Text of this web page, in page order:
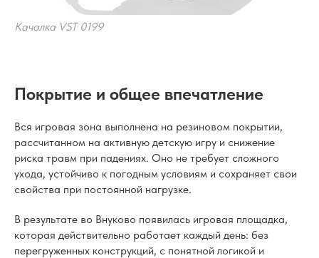
Качалка VST 0199
Покрытие и общее впечатление
Вся игровая зона выполнена на резиновом покрытии,
рассчитанном на активную детскую игру и снижение
риска травм при падениях. Оно не требует сложного
ухода, устойчиво к погодным условиям и сохраняет свои
свойства при постоянной нагрузке.
В результате во Внуково появилась игровая площадка,
которая действительно работает каждый день: без
перегруженных конструкций, с понятной логикой и